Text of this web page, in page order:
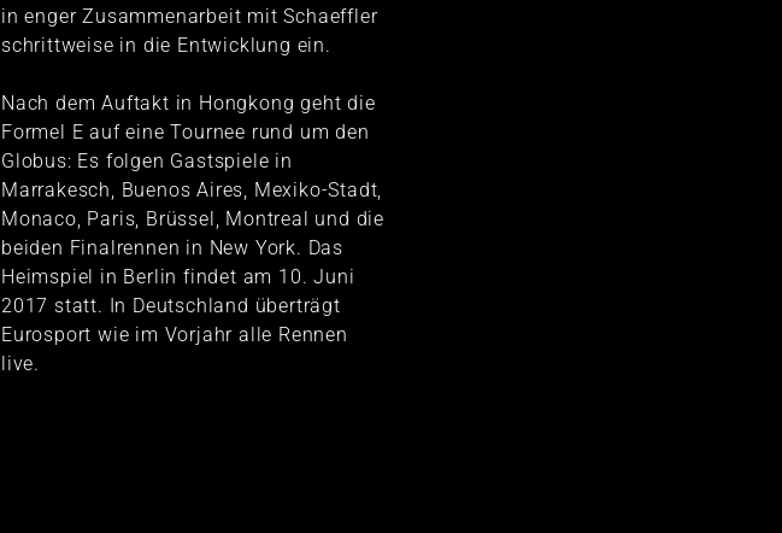
in enger Zusammenarbeit mit Schaeffler
schrittweise in die Entwicklung ein.
Nach dem Auftakt in Hongkong geht die
Formel E auf eine Tournee rund um den
Globus: Es folgen Gastspiele in
Marrakesch, Buenos Aires, Mexiko-Stadt,
Monaco, Paris, Brüssel, Montreal und die
beiden Finalrennen in New York. Das
Heimspiel in Berlin findet am 10. Juni
2017 statt. In Deutschland überträgt
Eurosport wie im Vorjahr alle Rennen
live.